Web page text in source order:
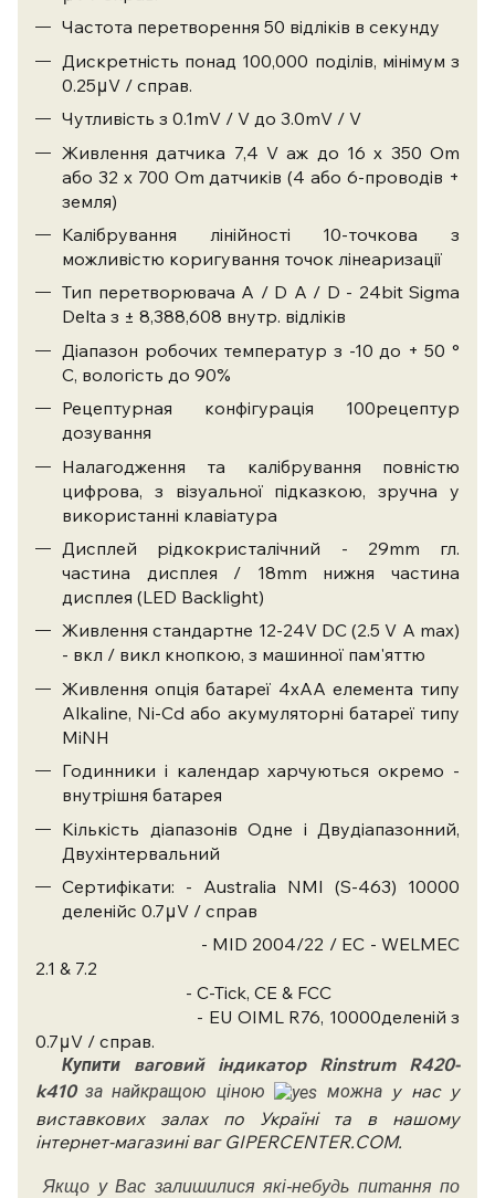
Частота перетворення 50 відліків в секунду
Дискретність понад 100,000 поділів, мінімум з
0.25μV / справ.
Чутливість з 0.1mV / V до 3.0mV / V
Живлення датчика 7,4 V аж до 16 x 350 Оm
або 32 x 700 Оm датчиків (4 або 6-проводів +
земля)
Калібрування лінійності 10-точкова з
можливістю коригування точок лінеаризації
Тип перетворювача A / D A / D - 24bit Sigma
Delta з ± 8,388,608 внутр. відліків
Діапазон робочих температур з -10 до + 50 °
C, вологість до 90%
Рецептурная конфігурація 100рецептур
дозування
Налагодження та калібрування повністю
цифрова, з візуальної підказкою, зручна у
використанні клавіатура
Дисплей рідкокристалічний - 29mm гл.
частина дисплея / 18mm нижня частина
дисплея (LED Backlight)
Живлення стандартне 12-24V DC (2.5 V A max)
- вкл / викл кнопкою, з машинної пам'яттю
Живлення опція батареї 4xAA елемента типу
Alkaline, Ni-Cd або акумуляторні батареї типу
MiNH
Годинники і календар харчуються окремо -
внутрішня батарея
Кількість діапазонів Одне і Двудіапазонний,
Двухінтервальний
Сертифікати: - Australia NMI (S-463) 10000
деленійс 0.7μV / справ
- MID 2004/22 / EC - WELMEC
2.1 & 7.2
- C-Tick, CE & FCC
- EU OIML R76, 10000деленій з
0.7μV / справ.
Купити ваговий індикатор Rinstrum R420-
k410 за найкращою ціною можна у нас у
виставкових залах по Україні та в нашому
інтернет-магазині ваг GIPERCENTER.COM.
Якщо у Вас залишилися які-небудь питання по